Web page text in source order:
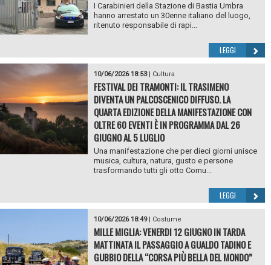
I Carabinieri della Stazione di Bastia Umbra
hanno arrestato un 30enne italiano del luogo,
ritenuto responsabile di rapi...
LEGGI
10/06/2026 18:53| Cultura
FESTIVAL DEI TRAMONTI: IL TRASIMENO
DIVENTA UN PALCOSCENICO DIFFUSO. LA
QUARTA EDIZIONE DELLA MANIFESTAZIONE CON
OLTRE 60 EVENTI È IN PROGRAMMA DAL 26
GIUGNO AL 5 LUGLIO
Una manifestazione che per dieci giorni unisce
musica, cultura, natura, gusto e persone
trasformando tutti gli otto Comu...
LEGGI
10/06/2026 18:49| Costume
MILLE MIGLIA: VENERDI 12 GIUGNO IN TARDA
MATTINATA IL PASSAGGIO A GUALDO TADINO E
GUBBIO DELLA “CORSA PIÙ BELLA DEL MONDO”